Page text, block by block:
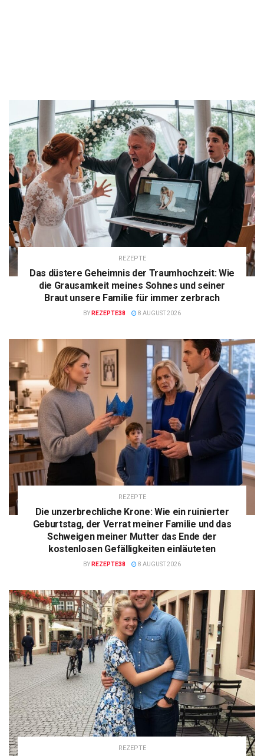
REZEPTE
Das düstere Geheimnis der Traumhochzeit: Wie
die Grausamkeit meines Sohnes und seiner
Braut unsere Familie für immer zerbrach
BY REZEPTE38 8 AUGUST 2026
REZEPTE
Die unzerbrechliche Krone: Wie ein ruinierter
Geburtstag, der Verrat meiner Familie und das
Schweigen meiner Mutter das Ende der
kostenlosen Gefälligkeiten einläuteten
BY REZEPTE38 8 AUGUST 2026
REZEPTE